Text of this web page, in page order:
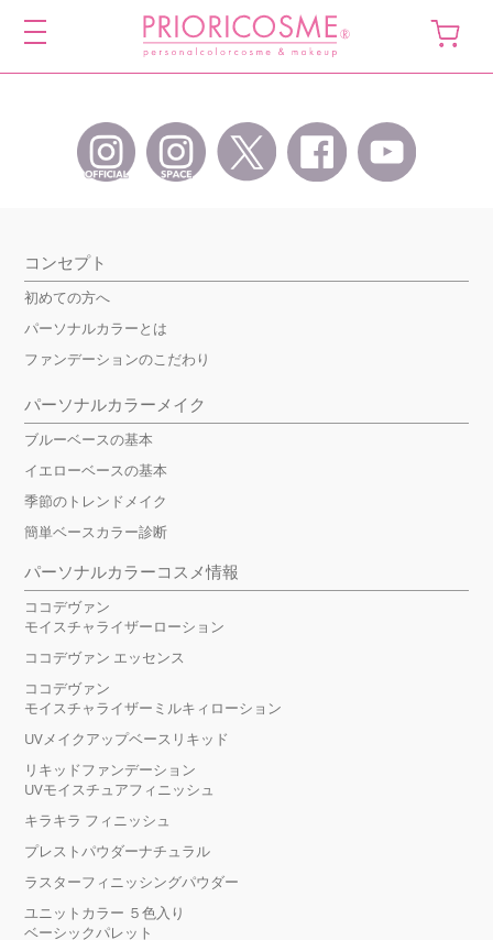
コンセプト
初めての方へ
パーソナルカラーとは
ファンデーションのこだわり
パーソナルカラーメイク
ブルーベースの基本
イエローベースの基本
季節のトレンドメイク
簡単ベースカラー診断
パーソナルカラーコスメ情報
ココデヴァン
モイスチャライザーローション
ココデヴァン エッセンス
ココデヴァン
モイスチャライザーミルキィローション
UVメイクアップベースリキッド
リキッドファンデーション
UVモイスチュアフィニッシュ
キラキラ フィニッシュ
プレストパウダーナチュラル
ラスターフィニッシングパウダー
ユニットカラー ５色入り
ベーシックパレット
toggle
navigation